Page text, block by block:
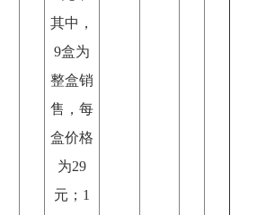
其中，
9盒为
整盒销
售，每
盒价格
为29
元；1